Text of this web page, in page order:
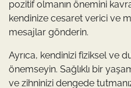
pozitif olmanın önemini
kendinize cesaret verici ve
mesajlar gönderin.
Ayrıca, kendinizi fiziksel ve
önemseyin. Sağlıklı bir
ve zihninizi dengede